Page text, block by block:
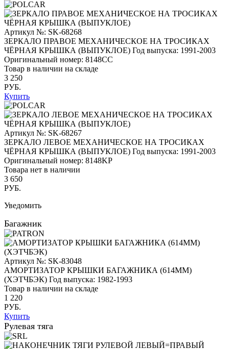
Артикул №: SK-68268
ЗЕРКАЛО ПРАВОЕ МЕХАНИЧЕСКОЕ НА ТРОСИКАХ
ЧЁРНАЯ КРЫШКА (ВЫПУКЛОЕ) Год выпуска: 1991-2003
Оригинальный номер: 8148CC
Товар в наличии на складе
3 250
РУБ.
Купить
Артикул №: SK-68267
ЗЕРКАЛО ЛЕВОЕ МЕХАНИЧЕСКОЕ НА ТРОСИКАХ
ЧЁРНАЯ КРЫШКА (ВЫПУКЛОЕ) Год выпуска: 1991-2003
Оригинальный номер: 8148KP
Товара нет в наличии
3 650
РУБ.
Уведомить
Багажник
Артикул №: SK-83048
АМОРТИЗАТОР КРЫШКИ БАГАЖНИКА (614ММ)
(ХЭТЧБЭК) Год выпуска: 1982-1993
Товар в наличии на складе
1 220
РУБ.
Купить
Рулевая тяга